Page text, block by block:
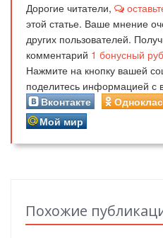
Дорогие читатели,
этой статье. Ваше мнение
других пользователей.
комментарий 1 бонусный
Нажмите на кнопку вашей
поделитесь информацией с
Вконтакте
Мой мир
Похожие